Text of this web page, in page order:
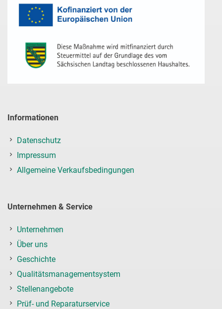
Informationen
Datenschutz
Impressum
Allgemeine Verkaufsbedingungen
Unternehmen & Service
Unternehmen
Über uns
Geschichte
Qualitätsmanagementsystem
Stellenangebote
Prüf- und Reparaturservice